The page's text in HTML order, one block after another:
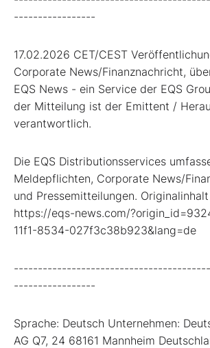
-----------------
17.02.2026 CET/CEST
Corporate News/Finanznachricht,
EQS News - ein Service der EQS
der Mitteilung ist der Emittent /
verantwortlich.
Die EQS Distributionsservices
Meldepflichten, Corporate News/
und Pressemitteilungen.
https://eqs-news.com/
11f1-8534-027f3c38b923&lang=de
-----------------
Sprache: Deutsch Unternehmen:
AG Q7, 24 68161 Mannheim